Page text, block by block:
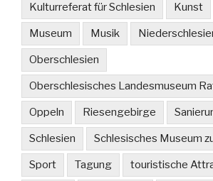
Kulturreferat für Schlesien Kunst
Museum Musik
Oberschlesien
Oberschlesisches Landesmuseum
Oppeln Riesengebirge
Schlesien Schlesisches Museum
Sport Tagung touristische